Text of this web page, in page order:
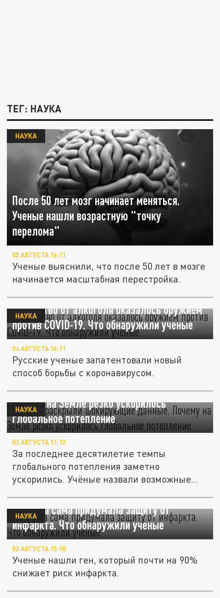
ТЕГ: НАУКА
После 50 лет мозг начинает меняться.
Ученые нашли возрастную "точку
перелома"
НАУКА
05 АВГУСТА 16:11
Ученые выяснили, что после 50 лет в мозге
начинается масштабная перестройка.
Лекарство от алкоголя оказалось оружием
против COVID-19. Что обнаружили ученые
НАУКА
04 АВГУСТА 16:11
Русские ученые запатентовали новый
способ борьбы с коронавирусом.
Учёные раскрыли шокирующие данные.
Почему на Земле резко ускорилось
глобальное потепление
НАУКА
03 АВГУСТА 11:12
За последнее десятилетие темпы
глобального потепления заметно
ускорились. Учёные назвали возможные
Природа сама придумала защиту от
инфаркта. Что обнаружили ученые
НАУКА
02 АВГУСТА 15:10
Ученые нашли ген, который почти на 90%
снижает риск инфаркта.